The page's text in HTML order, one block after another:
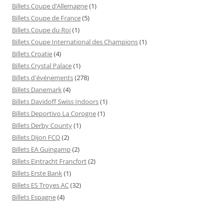
Billets Coupe d’Allemagne(1)
Billets Coupe de France(5)
Billets Coupe du Roi(1)
Billets Coupe International des Champions(1)
Billets Croatie(4)
Billets Crystal Palace(1)
Billets d'événements(278)
Billets Danemark(4)
Billets Davidoff Swiss Indoors(1)
Billets Deportivo La Corogne(1)
Billets Derby County(1)
Billets Dijon FCO(2)
Billets EA Guingamp(2)
Billets Eintracht Francfort(2)
Billets Erste Bank(1)
Billets ES Troyes AC(32)
Billets Espagne(4)